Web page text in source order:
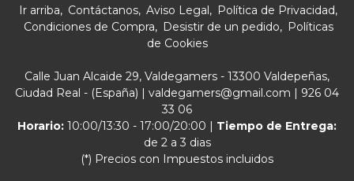
Ir arriba Contáctanos Aviso Legal
Política de Privacidad
Condiciones de Compra
Desistir de un pedido
Políticas
de Cookies
Calle Juan Alcaide 29, Valdegamers - 13300 Valdepeñas,
Ciudad Real - (España) | valdegamers@gmail.com | 926 04
33 06
Horario: 10:00/13:30 - 17:00/20:00 | Tiempo de Entrega:
de 2 a 3 dias
(*) Precios con Impuestos incluidos